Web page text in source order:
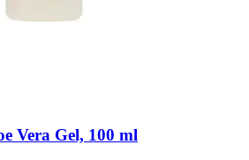
Vera Gel, 100 ml